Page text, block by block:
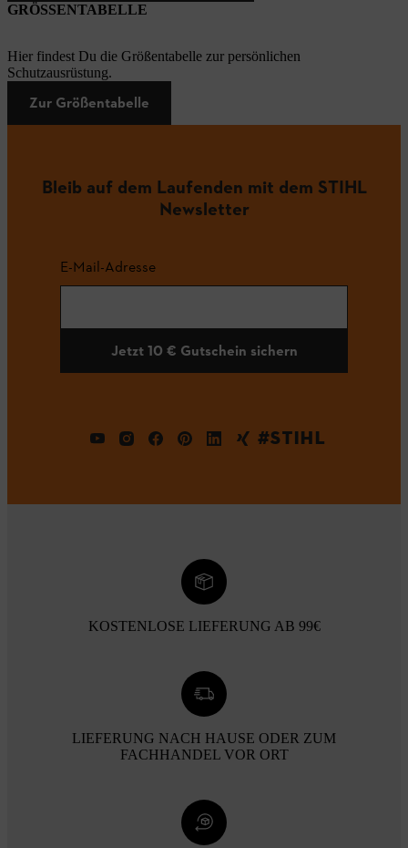
GRÖSSENTABELLE
Hier findest Du die Größentabelle zur persönlichen
Schutzausrüstung.
Zur Größentabelle
Bleib auf dem Laufenden mit dem STIHL
Newsletter
E-Mail-Adresse
Jetzt 10 € Gutschein sichern
#STIHL
KOSTENLOSE LIEFERUNG AB 99€
LIEFERUNG NACH HAUSE ODER ZUM
FACHHANDEL VOR ORT